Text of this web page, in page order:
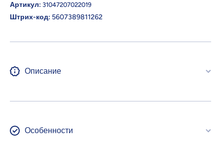
Артикул: 31047207022019
Штрих-код: 5607389811262
Описание
Особенности